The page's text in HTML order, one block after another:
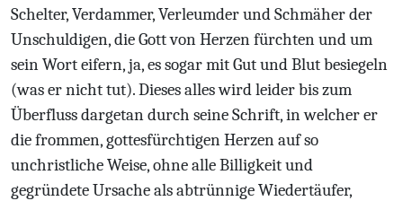
Schelter, Verdammer, Verleumder und Schmäher der
Unschuldigen, die Gott von Herzen fürchten und um
sein Wort eifern, ja, es sogar mit Gut und Blut besiegeln
(was er nicht tut). Dieses alles wird leider bis zum
Überfluss dargetan durch seine Schrift, in welcher er
die frommen, gottesfürchtigen Herzen auf so
unchristliche Weise, ohne alle Billigkeit und
gegründete Ursache als abtrünnige Wiedertäufer,